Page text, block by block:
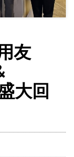
友
大回